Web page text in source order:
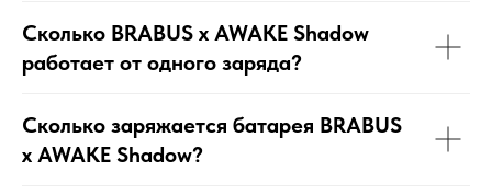
Сколько BRABUS x AWAKE Shadow
работает от одного заряда?
Сколько заряжается батарея BRABUS
x AWAKE Shadow?